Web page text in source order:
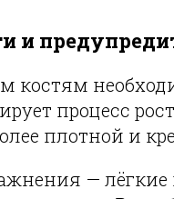
и
процесс
плотной и
—